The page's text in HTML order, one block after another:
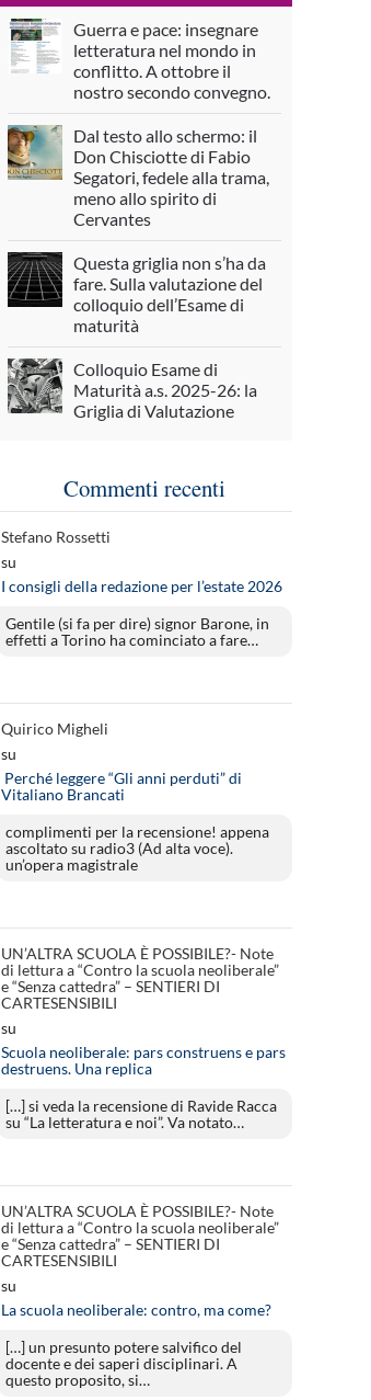
Guerra e pace: insegnare
letteratura nel mondo in
conflitto. A ottobre il
nostro secondo convegno.
Dal testo allo schermo: il
Don Chisciotte di Fabio
Segatori, fedele alla trama,
meno allo spirito di
Cervantes
Questa griglia non s’ha da
fare. Sulla valutazione del
colloquio dell’Esame di
maturità
Colloquio Esame di
Maturità a.s. 2025-26: la
Griglia di Valutazione
Commenti recenti
Stefano Rossetti
su
I consigli della redazione per l’estate 2026
Gentile (si fa per dire) signor Barone, in
effetti a Torino ha cominciato a fare…
Quirico Migheli
su
Perché leggere “Gli anni perduti” di
Vitaliano Brancati
complimenti per la recensione! appena
ascoltato su radio3 (Ad alta voce).
un’opera magistrale
UN’ALTRA SCUOLA È POSSIBILE?- Note
di lettura a “Contro la scuola neoliberale”
e “Senza cattedra” – SENTIERI DI
CARTESENSIBILI
su
Scuola neoliberale: pars construens e pars
destruens. Una replica
[…] si veda la recensione di Ravide Racca
su “La letteratura e noi”. Va notato…
UN’ALTRA SCUOLA È POSSIBILE?- Note
di lettura a “Contro la scuola neoliberale”
e “Senza cattedra” – SENTIERI DI
CARTESENSIBILI
su
La scuola neoliberale: contro, ma come?
[…] un presunto potere salvifico del
docente e dei saperi disciplinari. A
questo proposito, si…